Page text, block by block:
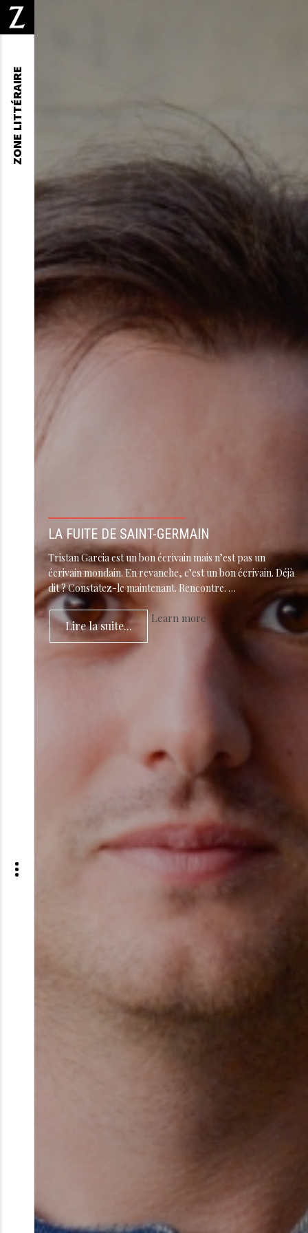
LA FUITE DE SAINT-GERMAIN
Tristan Garcia est un bon écrivain mais n’est pas un
écrivain mondain. En revanche, c’est un bon écrivain. Déjà
dit ? Constatez-le maintenant. Rencontre. …
Lire la suite...
Learn more
ZONE LITTÉRAIRE